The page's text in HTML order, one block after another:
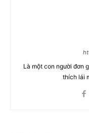
Là một con người đơn
thích lái